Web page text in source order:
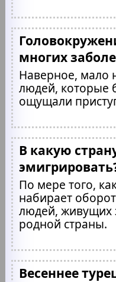
многих
Наверное, мало
людей, которые
ощущали
В какую
По мере того,
набирает
людей, живущих
родной страны.
Весеннее